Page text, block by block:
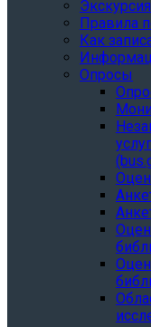
Правила
Как
Опросы